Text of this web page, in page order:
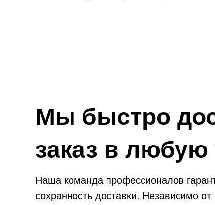
Мы быстро
заказ в любую
Наша команда профессионалов
сохранность доставки. Независимо